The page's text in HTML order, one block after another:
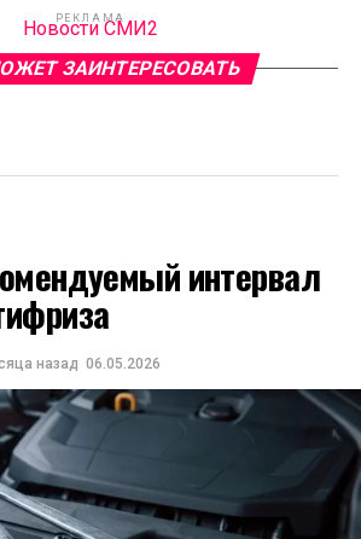
РЕКЛАМА
Новости СМИ2
ЗАИНТЕРЕСОВАТЬ
интервал
назад 06.05.2026